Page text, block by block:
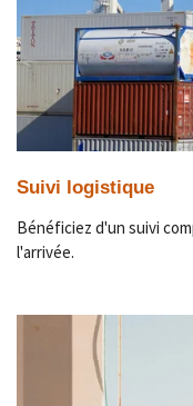
Suivi logistique
Bénéficiez d'un suivi
l'arrivée.